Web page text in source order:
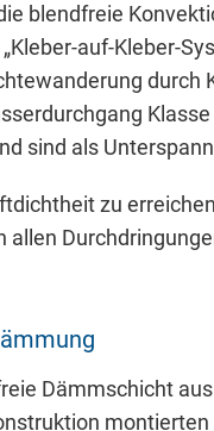
blendfreie
auf-Kleber-
durch
sind als
zu
allen
Dämmschicht
Speichern